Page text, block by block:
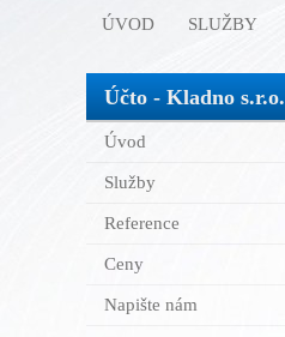
ÚVOD SLUŽBY
Účto - Kladno s.r.o.
Úvod
Služby
Reference
Ceny
Napište nám